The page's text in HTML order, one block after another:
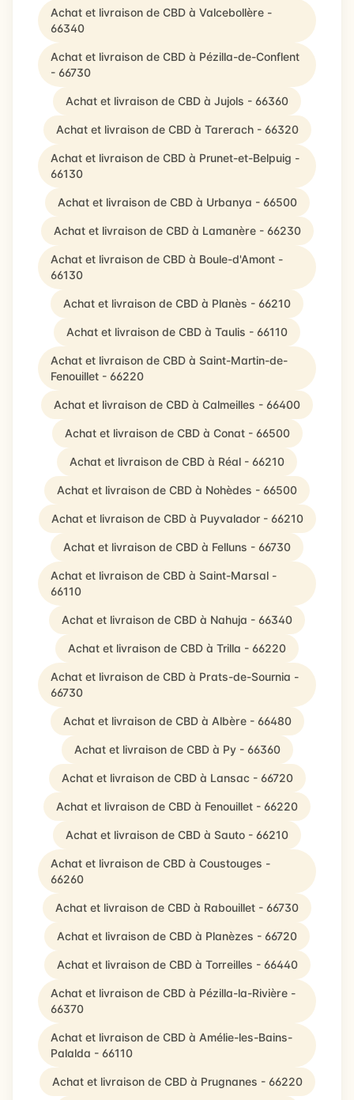
Achat et livraison de CBD à Valcebollère -
66340
Achat et livraison de CBD à Pézilla-de-Conflent
- 66730
Achat et livraison de CBD à Jujols - 66360
Achat et livraison de CBD à Tarerach - 66320
Achat et livraison de CBD à Prunet-et-Belpuig -
66130
Achat et livraison de CBD à Urbanya - 66500
Achat et livraison de CBD à Lamanère - 66230
Achat et livraison de CBD à Boule-d'Amont -
66130
Achat et livraison de CBD à Planès - 66210
Achat et livraison de CBD à Taulis - 66110
Achat et livraison de CBD à Saint-Martin-de-
Fenouillet - 66220
Achat et livraison de CBD à Calmeilles - 66400
Achat et livraison de CBD à Conat - 66500
Achat et livraison de CBD à Réal - 66210
Achat et livraison de CBD à Nohèdes - 66500
Achat et livraison de CBD à Puyvalador - 66210
Achat et livraison de CBD à Felluns - 66730
Achat et livraison de CBD à Saint-Marsal -
66110
Achat et livraison de CBD à Nahuja - 66340
Achat et livraison de CBD à Trilla - 66220
Achat et livraison de CBD à Prats-de-Sournia -
66730
Achat et livraison de CBD à Albère - 66480
Achat et livraison de CBD à Py - 66360
Achat et livraison de CBD à Lansac - 66720
Achat et livraison de CBD à Fenouillet - 66220
Achat et livraison de CBD à Sauto - 66210
Achat et livraison de CBD à Coustouges -
66260
Achat et livraison de CBD à Rabouillet - 66730
Achat et livraison de CBD à Planèzes - 66720
Achat et livraison de CBD à Torreilles - 66440
Achat et livraison de CBD à Pézilla-la-Rivière -
66370
Achat et livraison de CBD à Amélie-les-Bains-
Palalda - 66110
Achat et livraison de CBD à Prugnanes - 66220